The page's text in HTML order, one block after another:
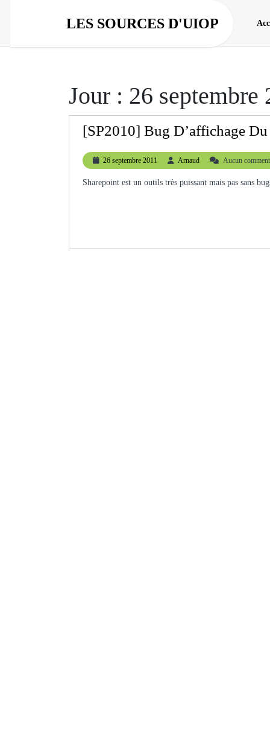
LES SOURCES D'UIOP
Jour : 26 septembre
[SP2010] Bug D’affichage
26 septembre 2011
26
septembre
2011
Arnaud ArnaudAucun
Sharepoint est un outils très puissant mais pas sans